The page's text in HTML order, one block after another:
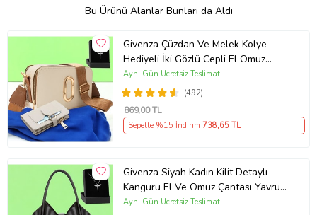
Bu Ürünü Alanlar Bunları da Aldı
Givenza Çüzdan Ve Melek Kolye
Hediyeli İki Gözlü Cepli El Omuz
Çanta (Krem)
(492)
Aynı Gün Ücretsiz Teslimat
869,00 TL
Sepette %15 İndirim 738,65 TL
Givenza Siyah Kadın Kilit Detaylı
Kanguru El Ve Omuz Çantası Yavru
Çantalı Cüzdan Ve Kolye Hediyeli
Aynı Gün Ücretsiz Teslimat